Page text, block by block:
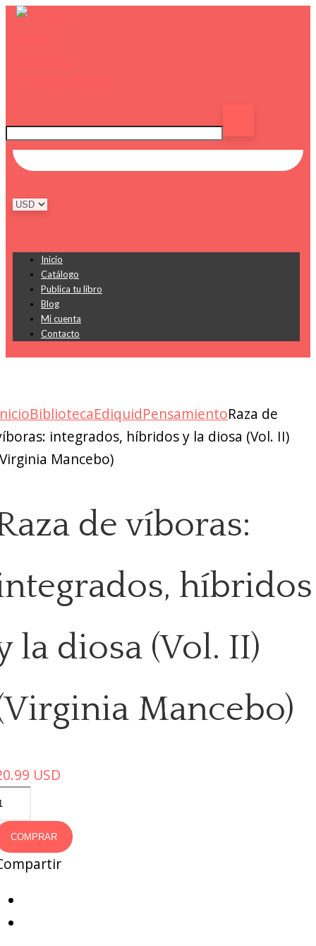
Inicio
Catálogo
Publica tu libro
Blog
Mi cuenta
Contacto
BibliotecaEdiquidPensamientoRaza de
integrados, híbridos y la diosa (Vol. II)
Mancebo)
de víboras:
híbridos
la diosa (Vol. II)
Mancebo)
USD
COMPRAR